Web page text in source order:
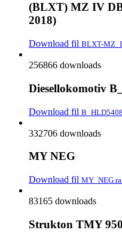
(BLXT) MZ IV
2018)
Download fil BLXT-
256866 downloads
Diesellokomotiv
Download fil
332706 downloads
MY NEG
Download fil
83165 downloads
Strukton TMY